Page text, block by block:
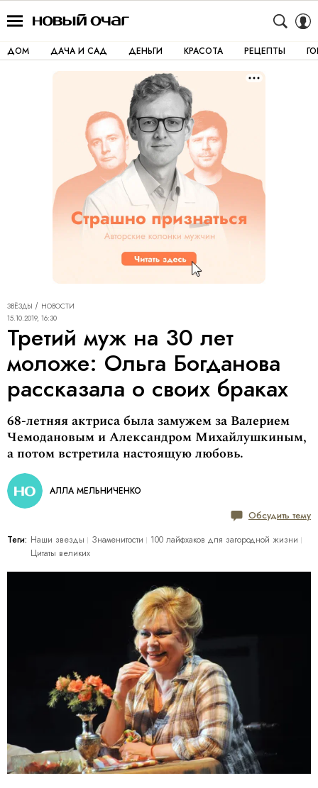
ДОМ ДАЧА И САД ДЕНЬГИ КРАСОТА РЕЦЕПТЫ
ЗВЁЗДЫ
НОВОСТИ
15.10.2019, 16:30
Третий муж на 30 лет
моложе: Ольга Богданова
рассказала о своих браках
68-летняя актриса была замужем за Валерием
Чемодановым и Александром Михайлушкиным,
а потом встретила настоящую любовь.
АЛЛА МЕЛЬНИЧЕНКО
Обсудить тему
Теги: Наши звезды Знаменитости
100 лайфхаков для загородной жизни
Цитаты великих